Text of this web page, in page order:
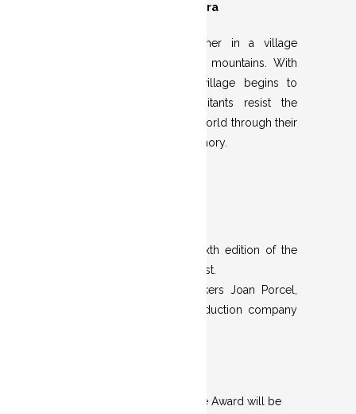
Fuentes i Guillermo Carrera
Branca visits her grandfather in a village
hidden among the Galician mountains. With
his arrival, reality in the village begins to
transform. The last inhabitants resist the
disappearance of the rural world through their
dreams, memories and memory.
· Official selection of the sixth edition of the
international short film contest.
· Jury made up of filmmakers Joan Porcel,
Paula Martínez and the production company
The resolution of the Ullastre Award will be